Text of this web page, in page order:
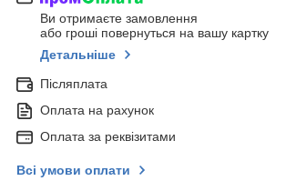
Ви отримаєте замовлення
або гроші повернуться на вашу картку
Детальніше
Післяплата
Оплата на рахунок
Оплата за реквізитами
Всі умови оплати